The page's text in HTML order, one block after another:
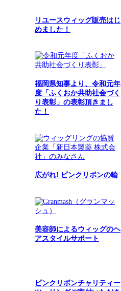
リユースウィッグ販売はじ
めました！
福岡県知事より、令和元年
度「ふくおか共助社会づく
り表彰」の表彰頂きまし
た！
広がれ! ピンクリボンの輪
美容師によるウィッグのヘ
アスタイルサポート
ピンクリボンチャリティー